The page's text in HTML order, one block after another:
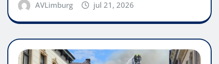
AVLimburg jul 21, 2026